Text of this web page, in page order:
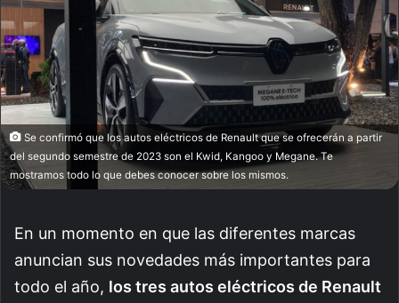
Se confirmó que los autos eléctricos de Renault que se ofrecerán a partir
del segundo semestre de 2023 son el Kwid, Kangoo y Megane. Te
mostramos todo lo que debes conocer sobre los mismos.
En un momento en que las diferentes marcas
anuncian sus novedades más importantes para
todo el año, los tres autos eléctricos de Renault